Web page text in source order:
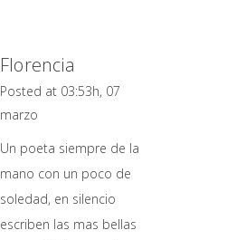
Florencia
Posted at 03:53h, 07
marzo
Un poeta siempre de la
mano con un poco de
soledad, en silencio
escriben las mas bellas